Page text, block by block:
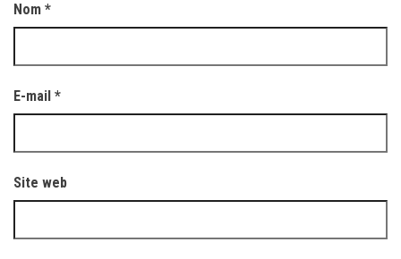
Nom *
E-mail *
Site web